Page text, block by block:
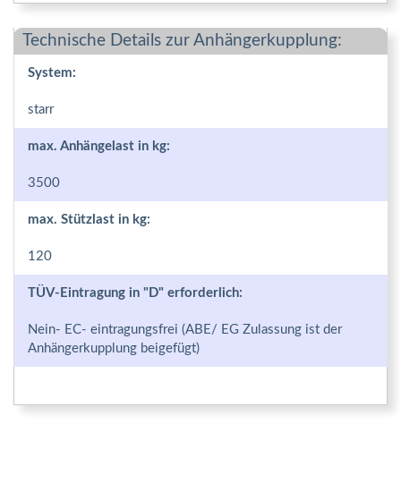
Technische Details zur Anhängerkupplung:
System:
starr
max. Anhängelast in kg:
3500
max. Stützlast in kg:
120
TÜV-Eintragung in "D" erforderlich:
Nein- EC- eintragungsfrei (ABE/ EG Zulassung ist der
Anhängerkupplung beigefügt)